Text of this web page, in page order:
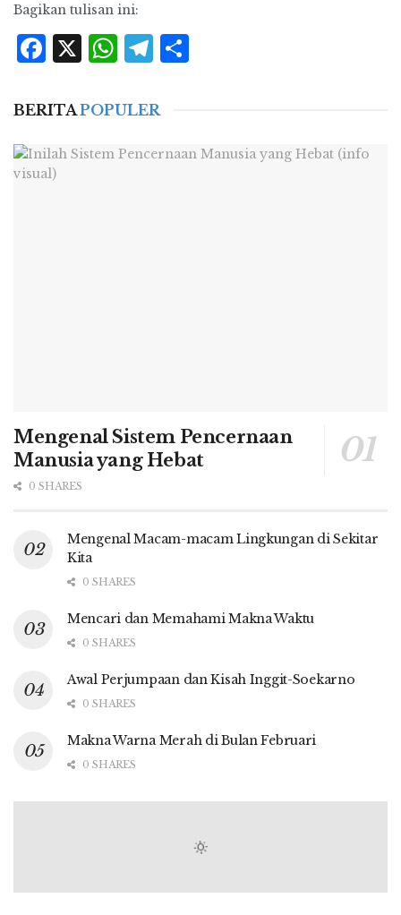
Bagikan tulisan ini:
Facebook
X WhatsApp
Telegram
BERITAPOPULER
Mengenal Sistem Pencernaan
Manusia yang Hebat
0 SHARES
Mengenal Macam-macam Lingkungan di Sekitar
Kita
0 SHARES
Mencari dan Memahami Makna Waktu
0 SHARES
Awal Perjumpaan dan Kisah Inggit-Soekarno
0 SHARES
Makna Warna Merah di Bulan Februari
0 SHARES